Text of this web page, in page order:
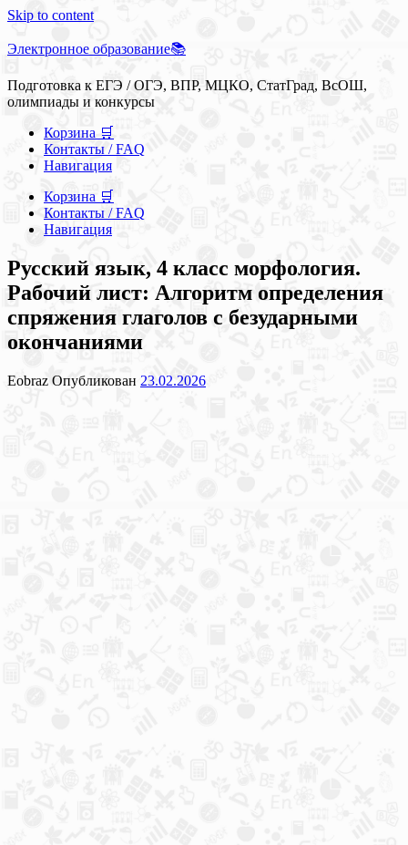
Skip to content
Электронное образование📚
Подготовка к ЕГЭ / ОГЭ, ВПР, МЦКО, СтатГрад, ВсОШ,
олимпиады и конкурсы
Корзина 🛒
Контакты / FAQ
Навигация
Корзина 🛒
Контакты / FAQ
Навигация
Русский язык, 4 класс морфология.
Рабочий лист: Алгоритм определения
спряжения глаголов с безударными
окончаниями
Eobraz Опубликован 23.02.2026